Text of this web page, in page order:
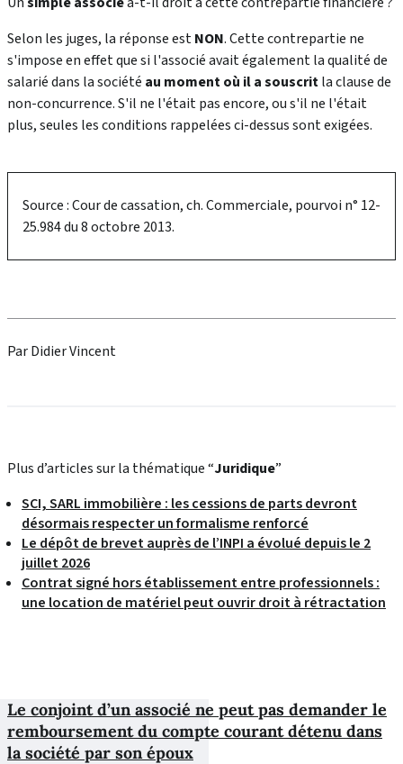
Selon les juges, la réponse estNON. Cette contrepartie ne
s'impose en effet que si l'associé avait également la qualité de
salarié dans la société au moment où il a souscritla clause de
non-concurrence. S'il ne l'était pas encore, ou s'il ne l'était
plus, seules les conditions rappelées ci-dessus sont exigées.
Source : Cour de cassation, ch. Commerciale, pourvoi n° 12-
25.984 du 8 octobre 2013.
Par Didier Vincent
Plus d’articles sur la thématique “Juridique”
SCI, SARL immobilière : les cessions de parts devront
désormais respecter un formalisme renforcé
Le dépôt de brevet auprès de l’INPI a évolué depuis le 2
juillet 2026
Contrat signé hors établissement entre professionnels :
une location de matériel peut ouvrir droit à rétractation
Le conjoint d’un associé ne peut pas demander le
remboursement du compte courant détenu dans
la société par son époux